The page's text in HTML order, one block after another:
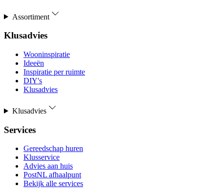
Assortiment
Klusadvies
Wooninspiratie
Ideeën
Inspiratie per ruimte
DIY's
Klusadvies
Klusadvies
Services
Gereedschap huren
Klusservice
Advies aan huis
PostNL afhaalpunt
Bekijk alle services